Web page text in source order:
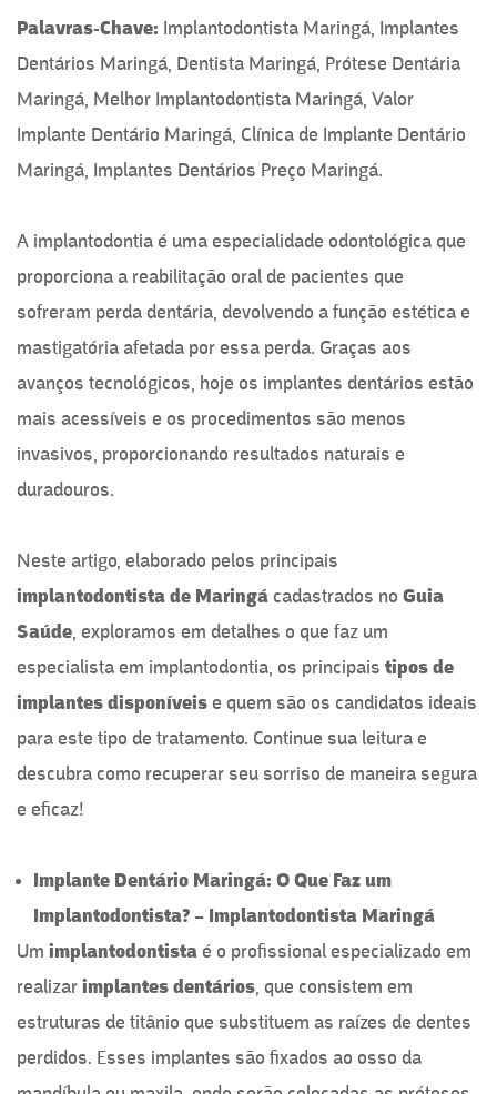
Palavras-Chave: Implantodontista Maringá, Implantes
Dentários Maringá, Dentista Maringá, Prótese Dentária
Maringá, Melhor Implantodontista Maringá, Valor
Implante Dentário Maringá, Clínica de Implante Dentário
Maringá, Implantes Dentários Preço Maringá.
A implantodontia é uma especialidade odontológica que
proporciona a reabilitação oral de pacientes que
sofreram perda dentária, devolvendo a função estética e
mastigatória afetada por essa perda. Graças aos
avanços tecnológicos, hoje os implantes dentários estão
mais acessíveis e os procedimentos são menos
invasivos, proporcionando resultados naturais e
duradouros.
Neste artigo, elaborado pelos principais
implantodontista de Maringá cadastrados no Guia
Saúde, exploramos em detalhes o que faz um
especialista em implantodontia, os principais tipos de
implantes disponíveis e quem são os candidatos ideais
para este tipo de tratamento. Continue sua leitura e
descubra como recuperar seu sorriso de maneira segura
e eficaz!
Implante Dentário Maringá: O Que Faz um
Implantodontista? – Implantodontista Maringá
Um implantodontista é o profissional especializado em
realizar implantes dentários, que consistem em
estruturas de titânio que substituem as raízes de dentes
perdidos. Esses implantes são fixados ao osso da